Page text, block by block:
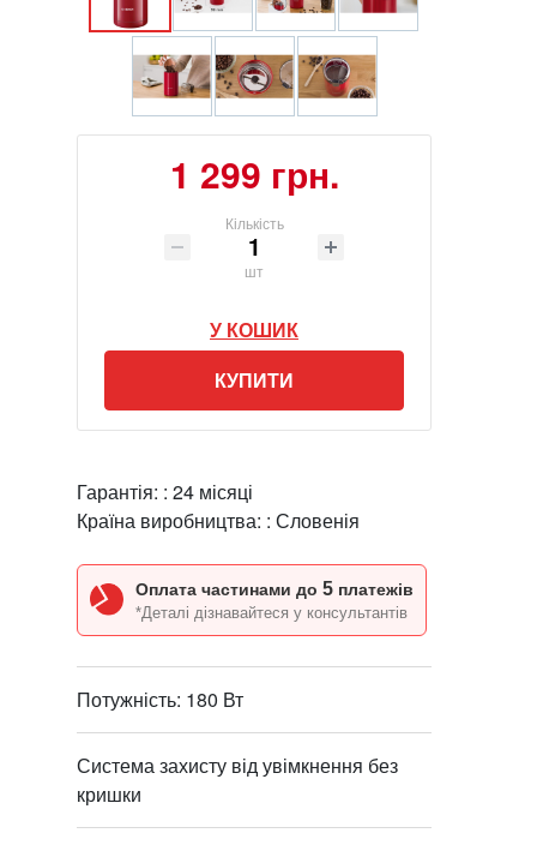
1 299 грн.
Кількість
шт
У КОШИК
КУПИТИ
Гарантія: : 24 місяці
Країна виробництва: : Словенія
Оплата частинами до 5 платежів
*Деталі дізнавайтеся у консультантів
Потужність: 180 Вт
Система захисту від увімкнення без
кришки